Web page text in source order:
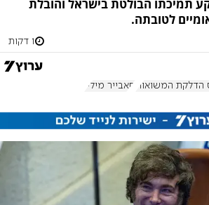
תמיכתו הבולטת בישראל והובלת
לטובתה.
1 דקות
הדלקת המשואות חאבייר מיליי